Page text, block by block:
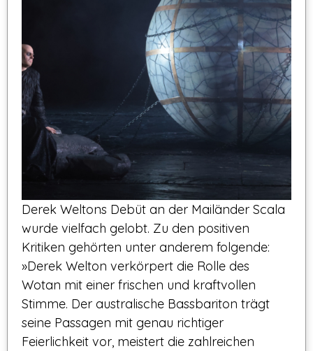
Derek Weltons Debüt an der Mailänder Scala
wurde vielfach gelobt. Zu den positiven
Kritiken gehörten unter anderem folgende:
»Derek Welton verkörpert die Rolle des
Wotan mit einer frischen und kraftvollen
Stimme. Der australische Bassbariton trägt
seine Passagen mit genau richtiger
Feierlichkeit vor, meistert die zahlreichen